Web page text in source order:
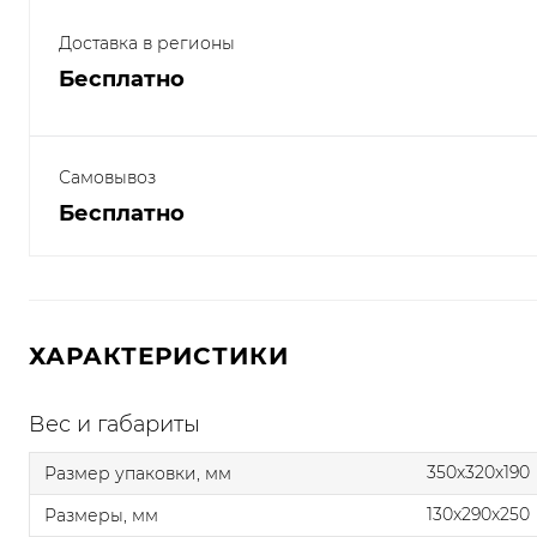
Доставка в регионы
Бесплатно
Самовывоз
Бесплатно
ХАРАКТЕРИСТИКИ
Вес и габариты
Размер упаковки, мм
350x320x190
Размеры, мм
130x290x250